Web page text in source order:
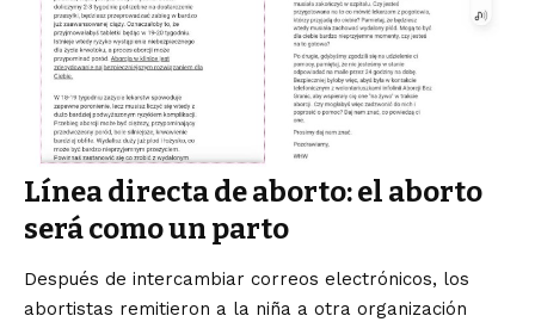
Línea directa de aborto: el aborto
será como un parto
Después de intercambiar correos electrónicos, los
abortistas remitieron a la niña a otra organización